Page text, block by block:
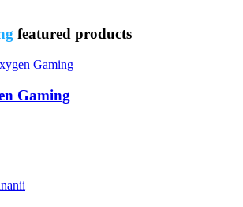
featured products
Gaming